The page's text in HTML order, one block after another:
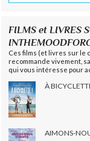
FILMS et LIVRES
Ces films (et livres sur le
recommande vivement,
qui vous intéresse pour
À
AIMONS-